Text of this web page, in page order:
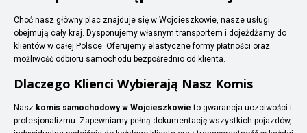
Choć nasz główny plac znajduje się w Wojcieszkowie, nasze usługi
obejmują cały kraj. Dysponujemy własnym transportem i dojeżdżamy do
klientów w całej Polsce. Oferujemy elastyczne formy płatności oraz
możliwość odbioru samochodu bezpośrednio od klienta.
Dlaczego Klienci Wybierają Nasz Komis
Nasz komis samochodowy w Wojcieszkowie to gwarancja uczciwości i
profesjonalizmu. Zapewniamy pełną dokumentację wszystkich pojazdów,